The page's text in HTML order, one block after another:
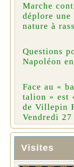
Marche
déplore
nature à
Questions
Napoléon
Face au «
talion » est
de Villepin
Vendredi
Visites